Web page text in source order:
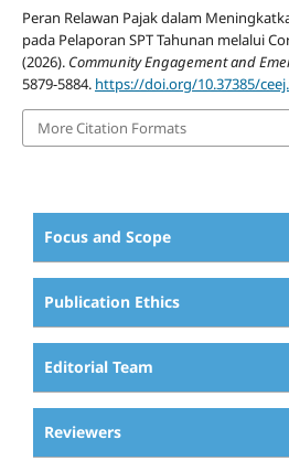
Peran Relawan Pajak dalam
pada Pelaporan SPT Tahunan melalui
(2026). Community Engagement and
5879-5884. https://doi.org/10.37385/
More Citation Formats
Focus and Scope
Publication Ethics
Editorial Team
Reviewers